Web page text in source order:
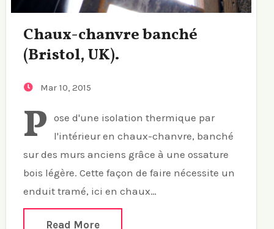
Chaux-chanvre banché
(Bristol, UK).
Mar 10, 2015
P ose d'une isolation thermique par
l'intérieur en chaux-chanvre, banché
sur des murs anciens grâce à une ossature
bois légère. Cette façon de faire nécessite un
enduit tramé, ici en chaux…
Read More